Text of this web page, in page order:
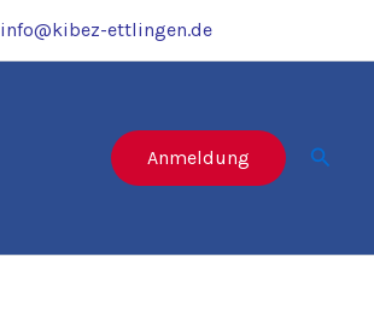
info@kibez-ettlingen.de
Anmeldung